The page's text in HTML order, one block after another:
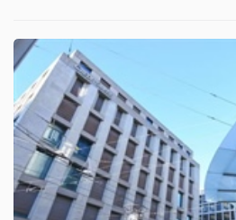
Truyền
thông
tài
chính